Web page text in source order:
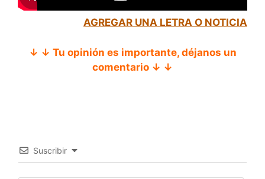
AGREGAR UNA LETRA O NOTICIA
↓ ↓ Tu opinión es importante, déjanos un
comentario ↓ ↓
Suscribir